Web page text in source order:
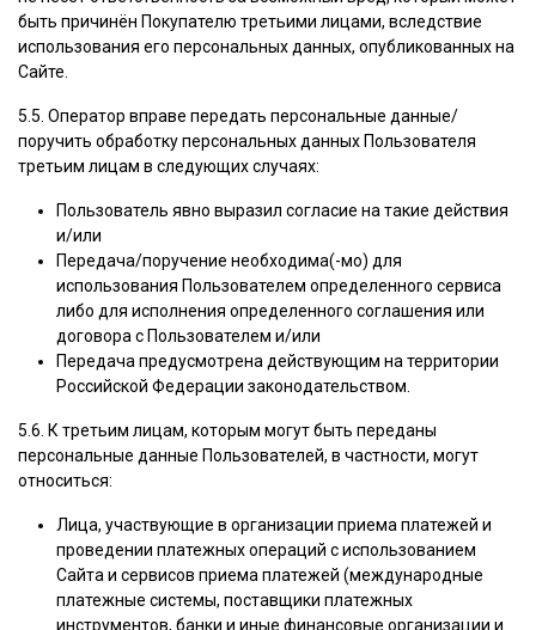
быть причинён Покупателю третьими лицами, вследствие
использования его персональных данных, опубликованных на
Сайте.
5.5. Оператор вправе передать персональные данные/
поручить обработку персональных данных Пользователя
третьим лицам в следующих случаях:
Пользователь явно выразил согласие на такие действия
и/или
Передача/поручение необходима(-мо) для
использования Пользователем определенного сервиса
либо для исполнения определенного соглашения или
договора с Пользователем и/или
Передача предусмотрена действующим на территории
Российской Федерации законодательством.
5.6. К третьим лицам, которым могут быть переданы
персональные данные Пользователей, в частности, могут
относиться:
Лица, участвующие в организации приема платежей и
проведении платежных операций с использованием
Сайта и сервисов приема платежей (международные
платежные системы, поставщики платежных
инструментов, банки и иные финансовые организации и